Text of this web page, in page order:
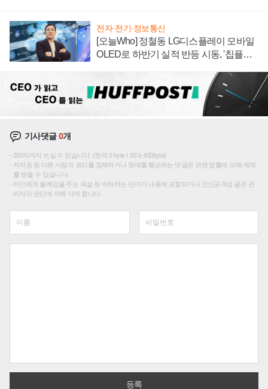
전자·전기·정보통신
[오늘Who] 정철동 LG디스플레이 모바일
OLED로 하반기 실적 반등 시동, '칩플레
기사댓글0개
200자까지 쓰실 수 있습니다. (현재 0 byte / 최대 400byte)
저작권 등 다른 사람의 권리를 침해하거나 명예를 훼손하는 댓글은 관련 법률에 의해 제재
를 받을 수 있습니다.
타인에게 불쾌감을 주는 욕설 등 비하하는 단어가 내용에 포함되거나 인신공격성 글은 관
리자의 판단에 의해 삭제 합니다.